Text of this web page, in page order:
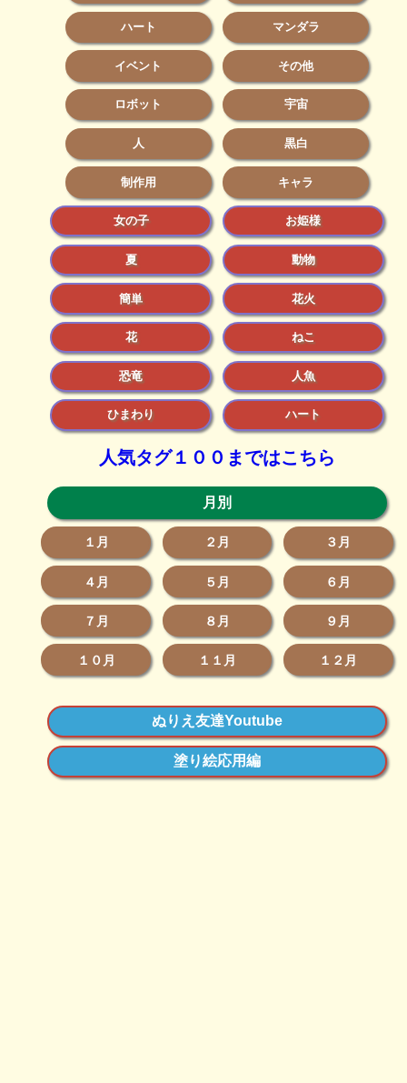
ハート マンダラ
イベント その他
ロボット 宇宙
人 黒白
制作用 キャラ
女の子 お姫様
夏 動物
簡単 花火
花 ねこ
恐竜 人魚
ひまわり ハート
人気タグ１００まではこちら
月別
１月 ２月 ３月
４月 ５月 ６月
７月 ８月 ９月
１０月 １１月 １２月
ぬりえ友達Youtube
塗り絵応用編